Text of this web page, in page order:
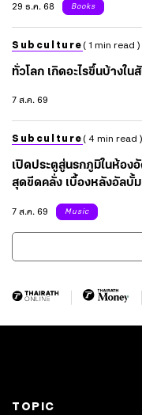
29 ธ.ค. 68
Books
Subculture ( 1 min read )
7 ส.ค. 69
Subculture ( 4 min read )
เปิดประตูสู่นรกภูมิในห้อ
สุดขีดคลั่ง เบื้องหลังอัลบั้
7 ส.ค. 69
Music
TOPIC